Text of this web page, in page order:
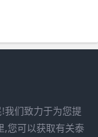
我们致力于为您提
,您可以获取有关泰